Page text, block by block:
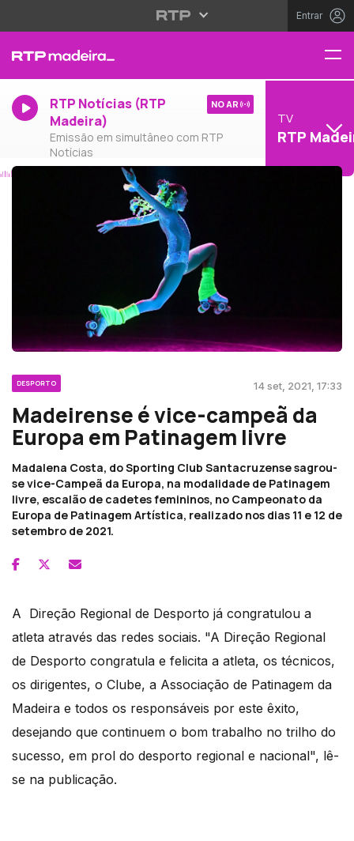
Entrar
RTP Notícias (RTP
Madeira)
Emissão em simultâneo com RTP
Notícias
NO AR
TV
RTP
DESPORTO 14 set, 2021, 17:33
Madeirense é vice-campeã da
Europa em Patinagem livre
Madalena Costa, do Sporting Club Santacruzense sagrou-
se vice-Campeã da Europa, na modalidade de Patinagem
livre, escalão de cadetes femininos, no Campeonato da
Europa de Patinagem Artística, realizado nos dias 11 e 12 de
setembro de 2021.
A Direção Regional de Desporto já congratulou a
atleta através das redes sociais. "A Direção Regional
de Desporto congratula e felicita a atleta, os técnicos,
os dirigentes, o Clube, a Associação de Patinagem da
Madeira e todos os responsáveis por este êxito,
desejando que continuem o bom trabalho no trilho do
sucesso, em prol do desporto regional e nacional", lê-
se na publicação.